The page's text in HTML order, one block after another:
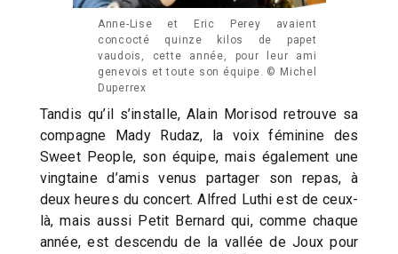
Anne-Lise et Eric Perey avaient
concocté quinze kilos de papet
vaudois, cette année, pour leur ami
genevois et toute son équipe. © Michel
Duperrex
Tandis qu’il s’installe, Alain Morisod retrouve sa
compagne Mady Rudaz, la voix féminine des
Sweet People, son équipe, mais également une
vingtaine d’amis venus partager son repas, à
deux heures du concert. Alfred Luthi est de ceux-
là, mais aussi Petit Bernard qui, comme chaque
année, est descendu de la vallée de Joux pour